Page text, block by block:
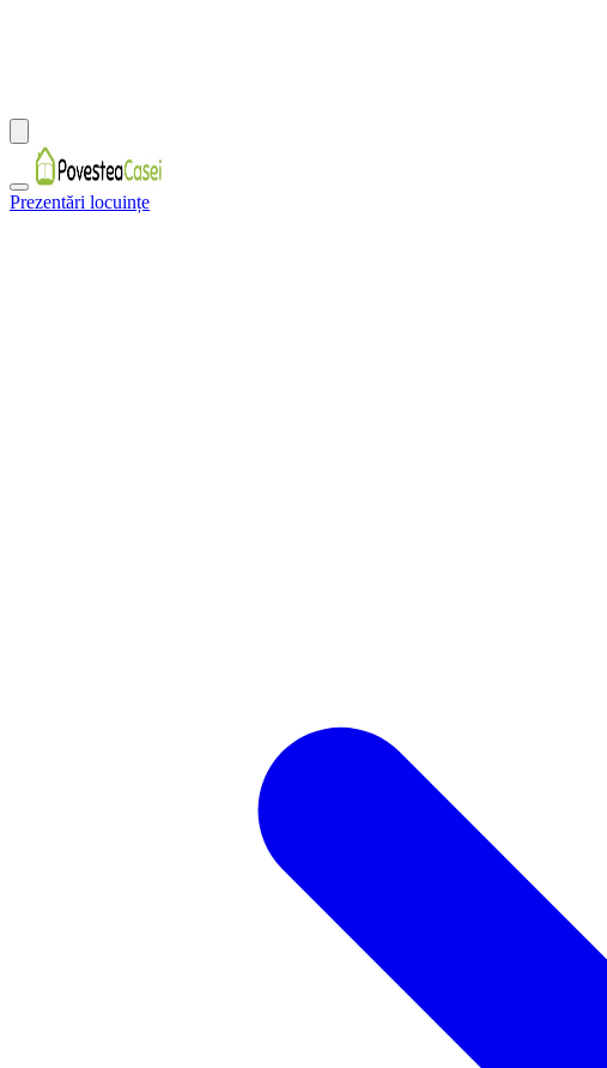
Prezentări locuințe